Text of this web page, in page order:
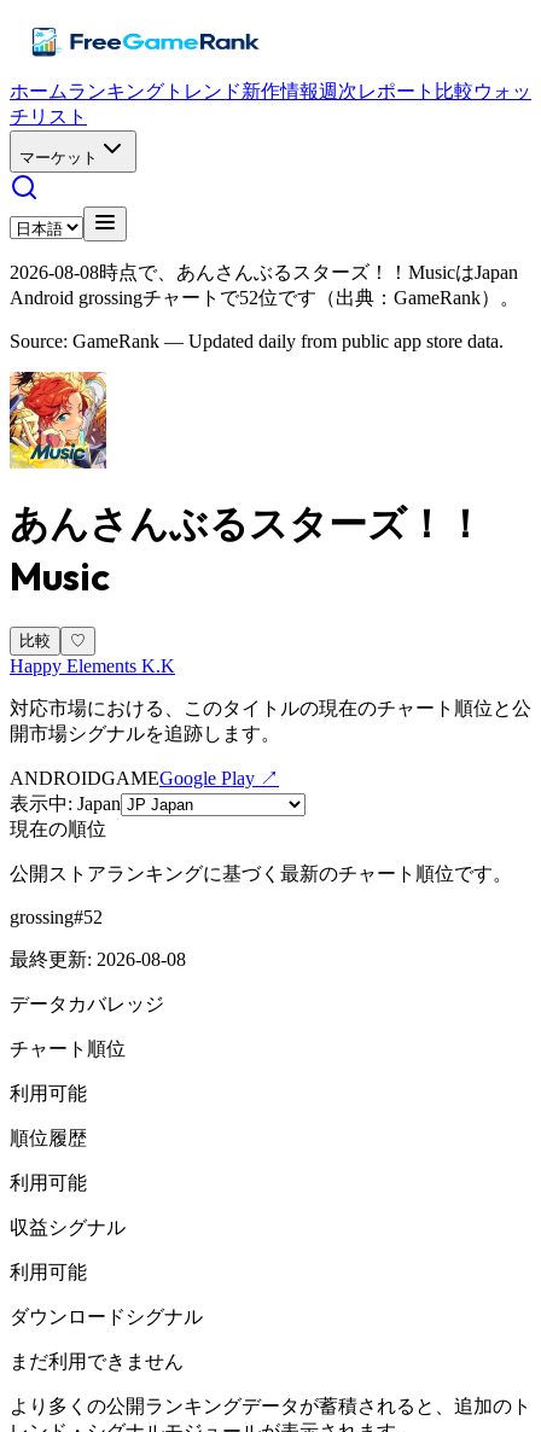
ホームランキング トレンド新作情報週次レポート 比較ウォッ
チリスト
マーケット
2026-08-08時点で、あんさんぶるスターズ！！MusicはJapan
Android grossingチャートで52位です（出典：GameRank）。
Source: GameRank — Updated daily from public app store data.
あんさんぶるスターズ！！
Music
比較 ♡
Happy Elements K.K
対応市場における、このタイトルの現在のチャート順位と公
開市場シグナルを追跡します。
ANDROIDGAMEGoogle Play ↗
表示中: Japan
現在の順位
公開ストアランキングに基づく最新のチャート順位です。
grossing#52
最終更新: 2026-08-08
データカバレッジ
チャート順位
利用可能
順位履歴
利用可能
収益シグナル
利用可能
ダウンロードシグナル
まだ利用できません
より多くの公開ランキングデータが蓄積されると、追加のト